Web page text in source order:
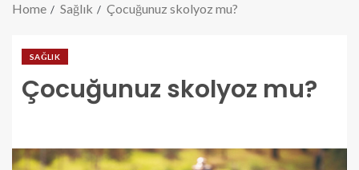
Home Sağlık Çocuğunuz skolyoz mu?
SAĞLIK
Çocuğunuz skolyoz mu?